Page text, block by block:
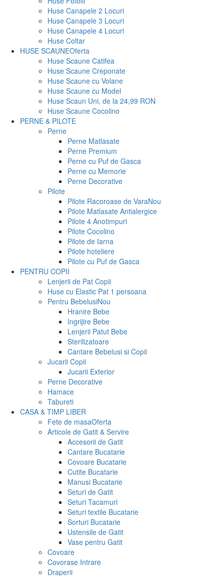
Huse Canapele 2 Locuri
Huse Canapele 3 Locuri
Huse Canapele 4 Locuri
Huse Coltar
HUSE SCAUNEOferta
Huse Scaune Catifea
Huse Scaune Creponate
Huse Scaune cu Volane
Huse Scaune cu Model
Huse Scaun Uni, de la 24,99 RON
Huse Scaune Cocolino
PERNE & PILOTE
Perne
Perne Matlasate
Perne Premium
Perne cu Puf de Gasca
Perne cu Memorie
Perne Decorative
Pilote
Pilote Racoroase de VaraNou
Pilote Matlasate Antialergice
Pilote 4 Anotimpuri
Pilote Cocolino
Pilote de Iarna
Pilote hoteliere
Pilote cu Puf de Gasca
PENTRU COPII
Lenjerii de Pat Copii
Huse cu Elastic Pat 1 persoana
Pentru BebelusiNou
Hranire Bebe
Ingrijire Bebe
Lenjerii Patut Bebe
Sterilizatoare
Cantare Bebelusi si Copii
Jucarii Copii
Jucarii Exterior
Perne Decorative
Hamace
Tabureti
CASA & TIMP LIBER
Fete de masaOferta
Articole de Gatit & Servire
Accesorii de Gatit
Cantare Bucatarie
Covoare Bucatarie
Cutite Bucatarie
Manusi Bucatarie
Seturi de Gatit
Seturi Tacamuri
Seturi textile Bucatarie
Sorturi Bucatarie
Ustensile de Gatit
Vase pentru Gatit
Covoare
Covorase Intrare
Draperii